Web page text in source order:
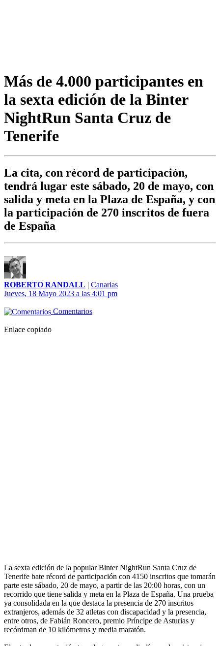
Más de 4.000 participantes en
la sexta edición de la Binter
NightRun Santa Cruz de
Tenerife
La cita, con récord de participación,
tendrá lugar este sábado, 20 de mayo, con
salida y meta en la Plaza de España, y con
la participación de 270 inscritos de fuera
de España
ROBERTO RANDALL | Canarias
Jueves, 18 Mayo 2023 a las 4:01 pm
Comentarios
Enlace copiado
La sexta edición de la popular Binter NightRun Santa Cruz de
Tenerife bate récord de participación con 4150 inscritos que tomarán
parte este sábado, 20 de mayo, a partir de las 20:00 horas, con un
recorrido que tiene salida y meta en la Plaza de España. Una prueba
ya consolidada en la que destaca la presencia de 270 inscritos
extranjeros, además de 32 atletas con discapacidad y la presencia,
entre otros, de Fabián Roncero, premio Príncipe de Asturias y
recórdman de 10 kilómetros y media maratón.